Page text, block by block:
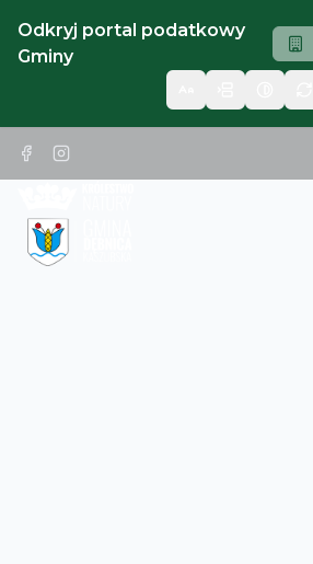
Odkryj portal podatkowy
Gminy